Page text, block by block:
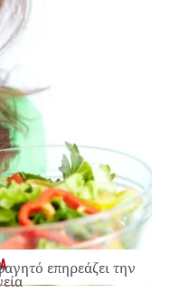
επηρεάζει την